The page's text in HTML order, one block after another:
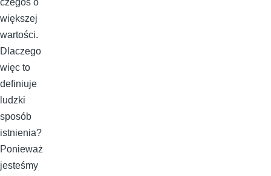
czegoś o
większej
wartości.
Dlaczego
więc to
definiuje
ludzki
sposób
istnienia?
Ponieważ
jesteśmy